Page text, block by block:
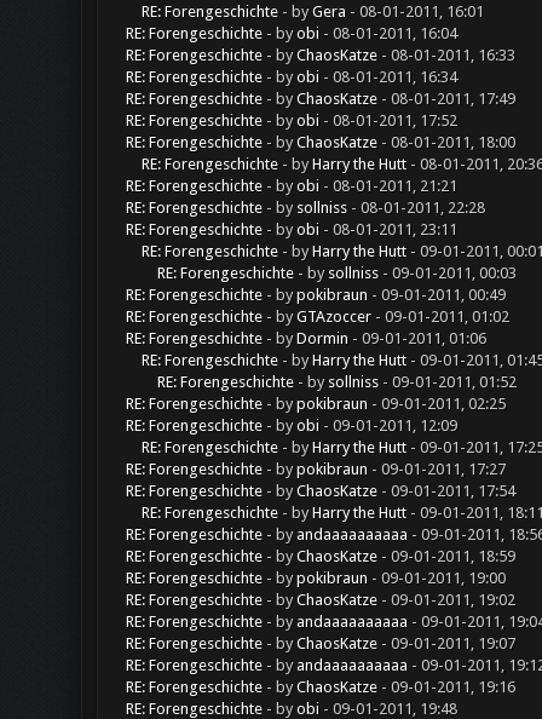
RE: Forengeschichte - byGera - 08-01-2011, 16:01
RE: Forengeschichte - byobi- 08-01-2011, 16:04
RE: Forengeschichte - byChaosKatze- 08-01-2011, 16:33
RE: Forengeschichte - byobi- 08-01-2011, 16:34
RE: Forengeschichte - byChaosKatze- 08-01-2011, 17:49
RE: Forengeschichte - byobi- 08-01-2011, 17:52
RE: Forengeschichte - byChaosKatze- 08-01-2011, 18:00
RE: Forengeschichte - byHarry the Hutt- 08-01-2011,
RE: Forengeschichte - byobi- 08-01-2011, 21:21
RE: Forengeschichte - by sollniss- 08-01-2011, 22:28
RE: Forengeschichte - byobi- 08-01-2011, 23:11
RE: Forengeschichte - byHarry the Hutt- 09-01-2011, 00:01
RE: Forengeschichte - by sollniss- 09-01-2011, 00:03
RE: Forengeschichte - bypokibraun - 09-01-2011, 00:49
RE: Forengeschichte - byGTAzoccer- 09-01-2011, 01:02
RE: Forengeschichte - byDormin - 09-01-2011, 01:06
RE: Forengeschichte - byHarry the Hutt- 09-01-2011,
RE: Forengeschichte - by sollniss- 09-01-2011, 01:52
RE: Forengeschichte - bypokibraun - 09-01-2011, 02:25
RE: Forengeschichte - byobi- 09-01-2011, 12:09
RE: Forengeschichte - byHarry the Hutt- 09-01-2011,
RE: Forengeschichte - bypokibraun - 09-01-2011, 17:27
RE: Forengeschichte - byChaosKatze- 09-01-2011, 17:54
RE: Forengeschichte - byHarry the Hutt- 09-01-2011, 18:11
RE: Forengeschichte - byandaaaaaaaaaa - 09-01-2011,
RE: Forengeschichte - byChaosKatze- 09-01-2011, 18:59
RE: Forengeschichte - bypokibraun - 09-01-2011, 19:00
RE: Forengeschichte - byChaosKatze- 09-01-2011, 19:02
RE: Forengeschichte - byandaaaaaaaaaa - 09-01-2011,
RE: Forengeschichte - byChaosKatze- 09-01-2011, 19:07
RE: Forengeschichte - byandaaaaaaaaaa - 09-01-2011,
RE: Forengeschichte - byChaosKatze- 09-01-2011, 19:16
RE: Forengeschichte - byobi- 09-01-2011, 19:48